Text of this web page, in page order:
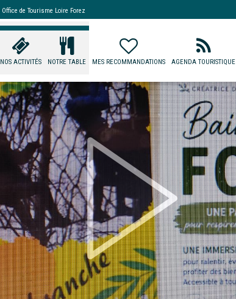
Office de Tourisme Loire Forez
NOS ACTIVITÉS NOTRE TABLE MES RECOMMANDATIONS AGENDA TOURISTIQUE